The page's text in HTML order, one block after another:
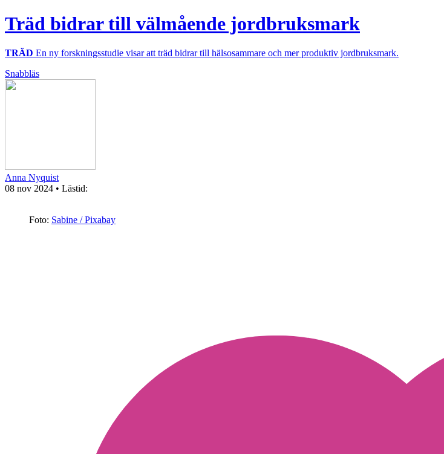
Träd bidrar till välmående jordbruksmark
TRÄD En ny forskningsstudie visar att träd bidrar till hälsosammare och mer produktiv jordbruksmark.
Snabbläs
Anna Nyquist
08 nov 2024 • Lästid:
Foto: Sabine / Pixabay